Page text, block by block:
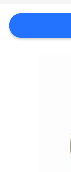
সাইট